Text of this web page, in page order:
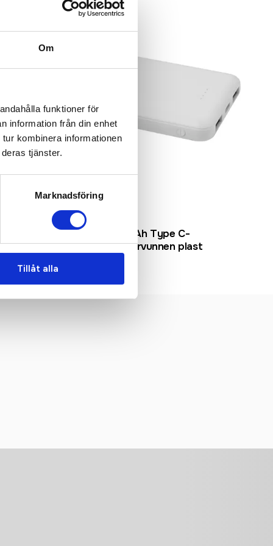
Om
funktioner för
information från din enhet
kombinera informationen
tjänster.
Marknadsföring
Tillåt alla
Asama 5 000 mAh Type C-
powerbank i återvunnen plast